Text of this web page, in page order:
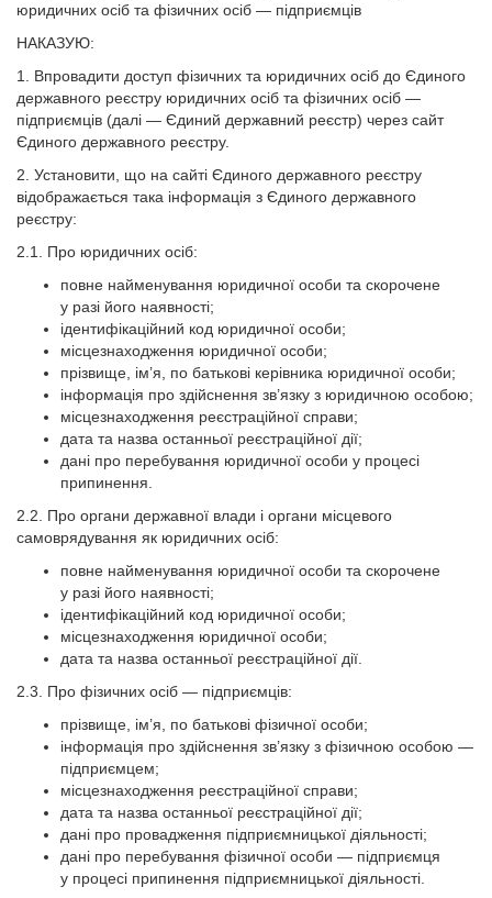
юридичних осіб та фізичних осіб — підприємців
НАКАЗУЮ:
1. Впровадити доступ фізичних та юридичних осіб до Єдиного
державного реєстру юридичних осіб та фізичних осіб —
підприємців (далі — Єдиний державний реєстр) через сайт
Єдиного державного реєстру.
2. Установити, що на сайті Єдиного державного реєстру
відображається така інформація з Єдиного державного
реєстру:
2.1. Про юридичних осіб:
повне найменування юридичної особи та скорочене
у разі його наявності;
ідентифікаційний код юридичної особи;
місцезнаходження юридичної особи;
прізвище, ім’я, по батькові керівника юридичної особи;
інформація про здійснення зв’язку з юридичною особою;
місцезнаходження реєстраційної справи;
дата та назва останньої реєстраційної дії;
дані про перебування юридичної особи у процесі
припинення.
2.2. Про органи державної влади і органи місцевого
самоврядування як юридичних осіб:
повне найменування юридичної особи та скорочене
у разі його наявності;
ідентифікаційний код юридичної особи;
місцезнаходження юридичної особи;
дата та назва останньої реєстраційної дії.
2.3. Про фізичних осіб — підприємців:
прізвище, ім’я, по батькові фізичної особи;
інформація про здійснення зв’язку з фізичною особою —
підприємцем;
місцезнаходження реєстраційної справи;
дата та назва останньої реєстраційної дії;
дані про провадження підприємницької діяльності;
дані про перебування фізичної особи — підприємця
у процесі припинення підприємницької діяльності.